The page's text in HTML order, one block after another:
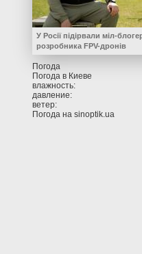
У Росії підірвали міл-
розробника FPV-дронів
Погода
Погода в Киеве
влажность:
давление:
ветер:
Погода на sinoptik.ua